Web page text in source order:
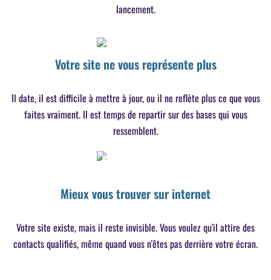
lancement.
Votre site ne vous représente plus
Il date, il est difficile à mettre à jour, ou il ne reflète plus ce que vous
faites vraiment. Il est temps de repartir sur des bases qui vous
ressemblent.
Mieux vous trouver sur internet
Votre site existe, mais il reste invisible. Vous voulez qu'il attire des
contacts qualifiés, même quand vous n'êtes pas derrière votre écran.